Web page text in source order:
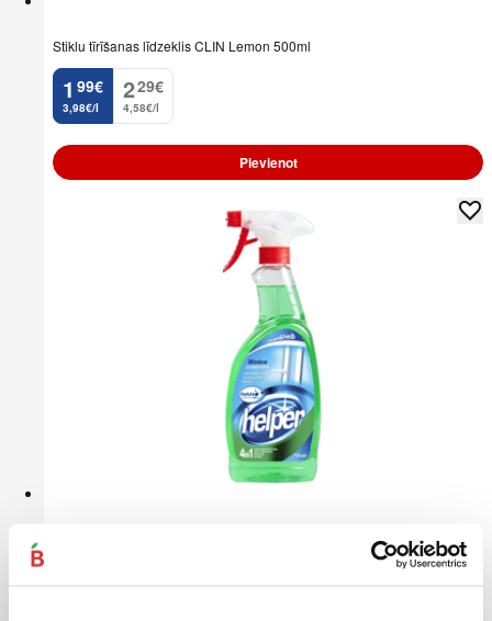
Stiklu tīrīšanas līdzeklis CLIN Lemon 500ml
1
. 99€
3,98€/l
2
. 29€
4,58€/l
Pievienot